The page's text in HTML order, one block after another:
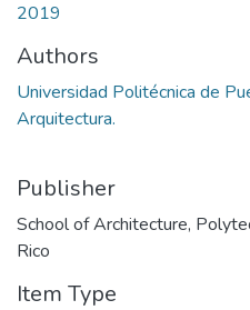
2019
Authors
Universidad Politécnica de
Arquitectura.
Publisher
School of Architecture,
Rico
Item Type